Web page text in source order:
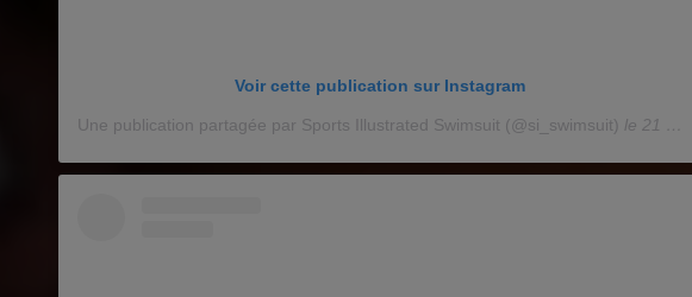
Voir cette publication sur Instagram
Une publication partagée par Sports Illustrated Swimsuit (@si_swimsuit) le 21 Mai 2020 à 3 :50 PDT